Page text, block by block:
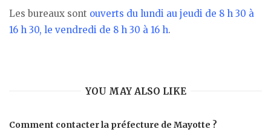
Les bureaux sont ouverts du lundi au jeudi de 8 h 30 à
16 h 30, le vendredi de 8 h 30 à 16 h.
YOU MAY ALSO LIKE
Comment contacter la préfecture de Mayotte ?